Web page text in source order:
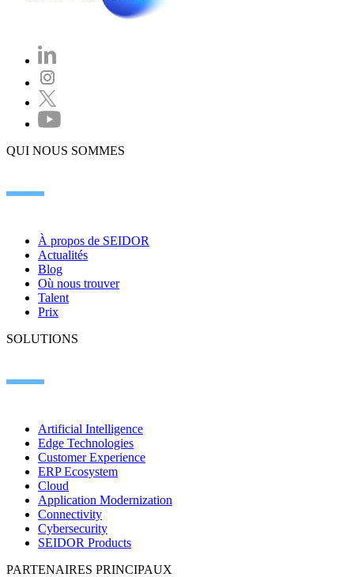
QUI NOUS SOMMES
À propos de SEIDOR
Actualités
Blog
Où nous trouver
Talent
Prix
SOLUTIONS
Artificial Intelligence
Edge Technologies
Customer Experience
ERP Ecosystem
Cloud
Application Modernization
Connectivity
Cybersecurity
SEIDOR Products
PARTENAIRES PRINCIPAUX